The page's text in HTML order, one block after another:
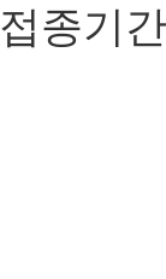
접종기